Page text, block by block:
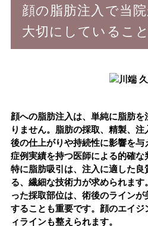
顔の脂肪注入で当
大切にしていること
顔への脂肪注入は、単純に脂肪
りません。 脂肪の採取、精製、
後の仕上がりや持続性に影響を与
症例実績を持つ医師による的確な
特に脂肪吸引は、注入に適した
る、繊細な技術力が求められま
った採取部位は、術後のライン
することも重要です。顔のエイ
ィラインも整えられます。